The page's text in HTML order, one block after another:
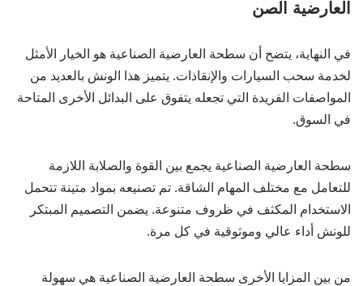
العارضية الصن
في النهاية، يتضح أن سطحة العارضية الصناعية هو الخيار الأمثل
لخدمة سحب السيارات والإنقاذات. يتميز هذا الونش بالعديد من
المواصفات الفريدة التي تجعله يتفوق على البدائل الأخرى المتاحة
في السوق.
سطحة العارضية الصناعية يجمع بين القوة والصلابة اللازمة
للتعامل مع مختلف المهام الشاقة. تم تصنيعه بمواد متينة تتحمل
الاستخدام المكثف في ظروف متنوعة. يضمن التصميم المبتكر
للونش أداء عالي وموثوقية في كل مرة.
من بين المزايا الأخرى سطحة العارضية الصناعية هي سهولة